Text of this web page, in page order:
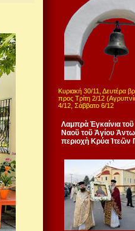
Κυριακή 30/11, Δευτέρα
προς Τρίτη 2/12
4/12, Σάββατο 6/12
Λαμπρὰ Ἐγκαίνια τοῦ
Ναοῦ τοῦ Ἁγίου
περιοχὴ Κρύα Ἰτεῶν